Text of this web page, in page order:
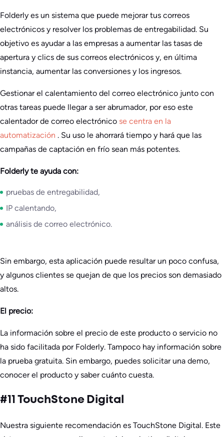
Folderly es un sistema que puede mejorar tus correos
electrónicos y resolver los problemas de entregabilidad. Su
objetivo es ayudar a las empresas a aumentar las tasas de
apertura y clics de sus correos electrónicos y, en última
instancia, aumentar las conversiones y los ingresos.
Gestionar el calentamiento del correo electrónico junto con
otras tareas puede llegar a ser abrumador, por eso este
calentador de correo electrónico se centra en la
automatización . Su uso le ahorrará tiempo y hará que las
campañas de captación en frío sean más potentes.
Folderly te ayuda con:
pruebas de entregabilidad,
IP calentando,
análisis de correo electrónico.
Sin embargo, esta aplicación puede resultar un poco confusa,
y algunos clientes se quejan de que los precios son demasiado
altos.
El precio:
La información sobre el precio de este producto o servicio no
ha sido facilitada por Folderly. Tampoco hay información sobre
la prueba gratuita. Sin embargo, puedes solicitar una demo,
conocer el producto y saber cuánto cuesta.
#11 TouchStone Digital
Nuestra siguiente recomendación es TouchStone Digital. Este